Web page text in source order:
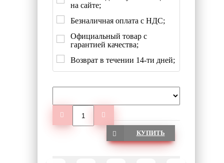
на сайте;
Безналичная оплата с НДС;
Официальный товар с
гарантией качества;
Возврат в течении 14-ти дней;
КУПИТЬ